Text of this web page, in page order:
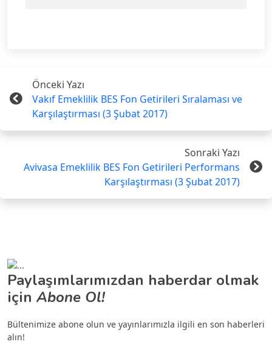
Önceki Yazı
Vakıf Emeklilik BES Fon Getirileri Sıralaması ve
Karşılaştırması (3 Şubat 2017)
Sonraki Yazı
Avivasa Emeklilik BES Fon Getirileri Performans
Karşılaştırması (3 Şubat 2017)
Paylaşımlarımızdan haberdar olmak
için Abone Ol!
Bültenimize abone olun ve yayınlarımızla ilgili en son haberleri
alın!